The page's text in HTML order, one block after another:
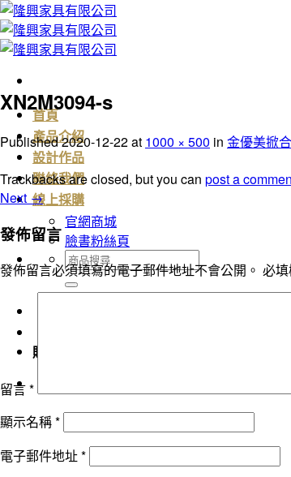
Skip
to
content
首頁
產品介紹
設計作品
聯絡我們
線上採購
官網商城
臉書粉絲頁
搜
尋
關
購物車
XN2M3094-s
Published2020-12-22at 1000 × 500 in 金優美掀
Trackbacks are closed, but you can post a
Next →
發佈留言
發佈留言必須填寫的電子郵件地址不會公開。 必
留言*
顯示名稱*
電子郵件地址*